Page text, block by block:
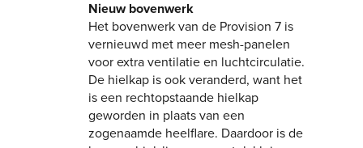
Nieuw bovenwerk
Het bovenwerk van de Provision 7 is
vernieuwd met meer mesh-panelen
voor extra ventilatie en luchtcirculatie.
De hielkap is ook veranderd, want het
is een rechtopstaande hielkap
geworden in plaats van een
zogenaamde heelflare. Daardoor is de